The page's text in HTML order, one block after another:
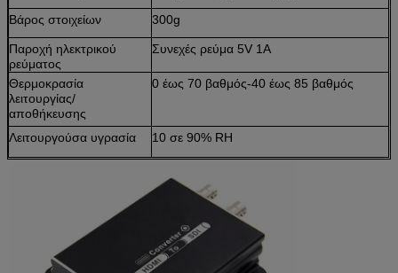
Βάρος στοιχείων 300g
Παροχή ηλεκτρικού
ρεύματος
Συνεχές ρεύμα 5V 1A
Θερμοκρασία
λειτουργίας/
αποθήκευσης
0 έως 70 βαθμός-40 έως 85 βαθμός
Λειτουργούσα υγρασία 10 σε 90% RH